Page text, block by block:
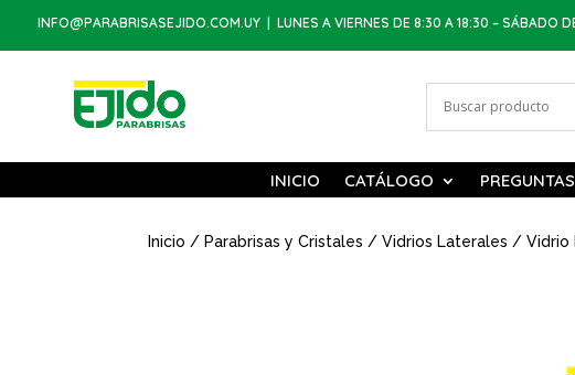
INFO@PARABRISASEJIDO.COM.UY| LUNES A VIERNES DE 8:30 A 18:30 – SÁBADO
INICIO CATÁLOGO
Inicio / Parabrisas y Cristales /Vidrios Laterales / Vidrio